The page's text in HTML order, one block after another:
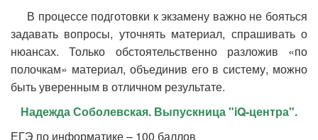
В процессе подготовки к экзамену важно не бояться
задавать вопросы, уточнять материал, спрашивать о
нюансах. Только обстоятельственно разложив «по
полочкам» материал, объединив его в систему, можно
быть уверенным в отличном результате.
Надежда Соболевская. Выпускница "iQ-центра".
ЕГЭ по информатике – 100 баллов